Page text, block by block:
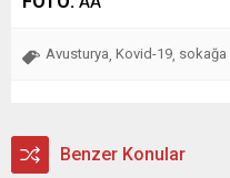
Avusturya Kovid-19 sokağa
Benzer Konular